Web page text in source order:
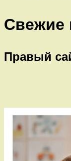
Свежие
Правый